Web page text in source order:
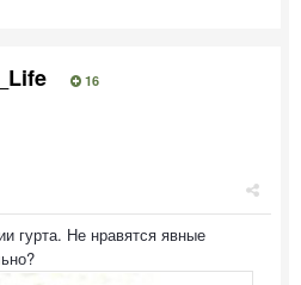
16
гурта. Не нравятся явные